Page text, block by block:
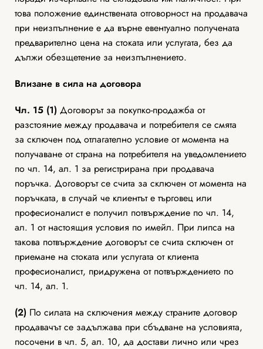
това положение единствената отговорност на продавача
при неизпълнение е да върне евентуално получената
предварително цена на стоката или услугата, без да
дължи обезщетение за неизпълнението.
Влизане в сила на договора
Чл. 15 (1) Договорът за покупко-продажба от
разстояние между продавача и потребителя се смята
за сключен под отлагателно условие от момента на
получаване от страна на потребителя на уведомлението
по чл. 14, ал. 1 за регистрирана при продавача
поръчка. Договорът се счита за сключен от момента на
поръчката, в случай че клиентът е търговец или
професионалист е получил потвърждение по чл. 14,
ал. 1 от настоящия условия по имейл. При липса на
такова потвърждение договорът се счита сключен от
приемане на стоката или услугата от клиента
професионалист, придружена от потвърждението по
чл. 14, ал. 1.
(2) По силата на сключения между страните договор
продавачът се задължава при сбъдване на условията,
посочени в чл. 5, ал. 10, да достави лично или чрез